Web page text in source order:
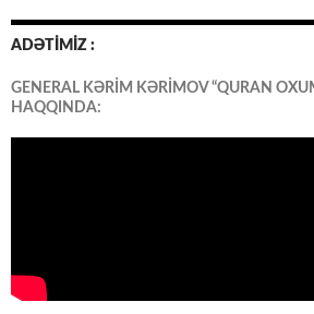
ADƏTİMİZ :
GENERAL KƏRİM KƏRİMOV “QURAN
HAQQINDA: